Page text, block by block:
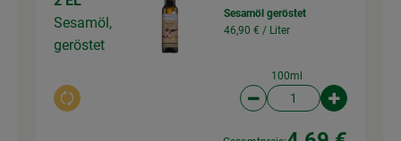
Sesamöl,
geröstet
Auswahl ändern
Sesamöl geröstet
46,90 € / Liter
100ml
Artikelanzahl